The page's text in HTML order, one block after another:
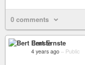
0 comments
Bert Ernste
4 years ago – Public